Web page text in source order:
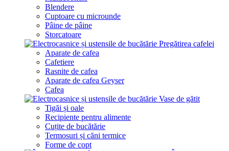
Blendere
Cuptoare cu microunde
Pâine de pâine
Storcatoare
Pregătirea cafelei
Aparate de cafea
Cafetiere
Rasnite de cafea
Aparate de cafea Geyser
Cafea
Vase de gătit
Tigăi și oale
Recipiente pentru alimente
Cuțite de bucătărie
Termosuri și căni termice
Forme de copt